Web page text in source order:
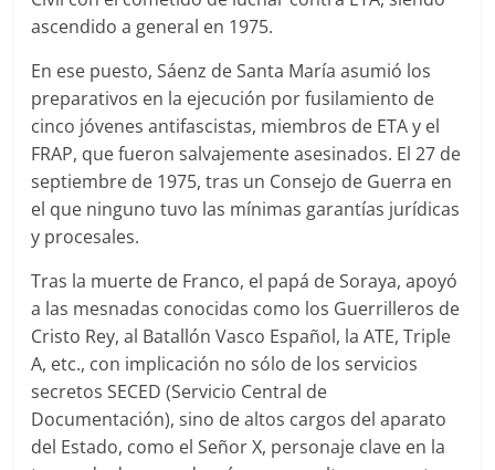
ascendido a general en 1975.
En ese puesto, Sáenz de Santa María asumió los
preparativos en la ejecución por fusilamiento de
cinco jóvenes antifascistas, miembros de ETA y el
FRAP, que fueron salvajemente asesinados. El 27 de
septiembre de 1975, tras un Consejo de Guerra en
el que ninguno tuvo las mínimas garantías jurídicas
y procesales.
Tras la muerte de Franco, el papá de Soraya, apoyó
a las mesnadas conocidas como los Guerrilleros de
Cristo Rey, al Batallón Vasco Español, la ATE, Triple
A, etc., con implicación no sólo de los servicios
secretos SECED (Servicio Central de
Documentación), sino de altos cargos del aparato
del Estado, como el Señor X, personaje clave en la